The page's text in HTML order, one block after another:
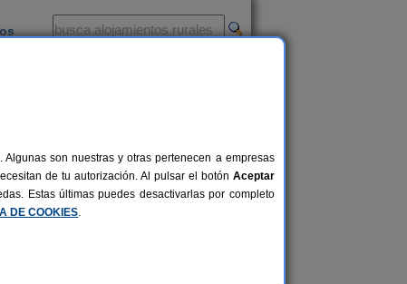
son nuestras y otras pertenecen a empresas
de tu autorización. Al pulsar el botón Aceptar
Estas últimas puedes desactivarlas por completo
DE COOKIES.